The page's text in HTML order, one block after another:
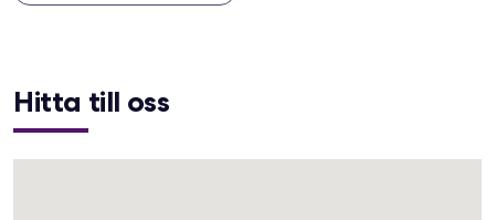
Hitta till oss